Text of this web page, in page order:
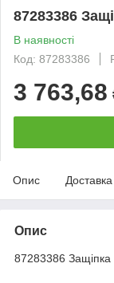
87283386
В наявності
Код: 87283386
3 763,68
Опис Доставка
Опис
87283386 Защіпка